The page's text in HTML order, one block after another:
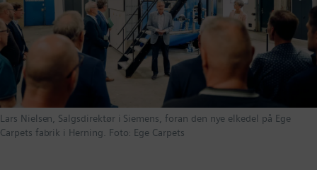
Lars Nielsen, Salgsdirektør i Siemens, foran den nye elkedel på Ege
Carpets fabrik i Herning. Foto: Ege Carpets